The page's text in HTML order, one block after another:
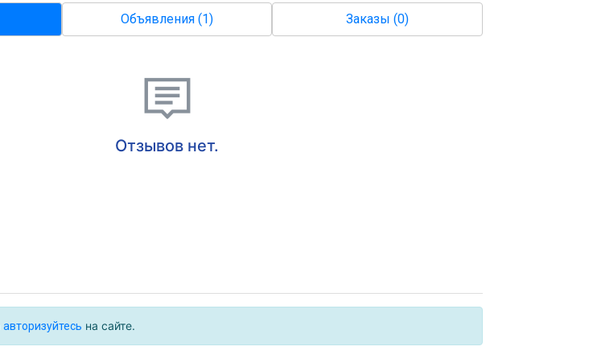
Объявления (1) Заказы (0)
Отзывов нет.
авторизуйтесь на сайте.